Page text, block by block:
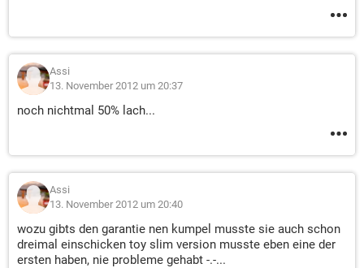
Assi
13. November 2012 um 20:37
noch nichtmal 50% lach...
Assi
13. November 2012 um 20:40
wozu gibts den garantie nen kumpel musste sie auch schon
dreimal einschicken toy slim version musste eben eine der
ersten haben, nie probleme gehabt -.-...